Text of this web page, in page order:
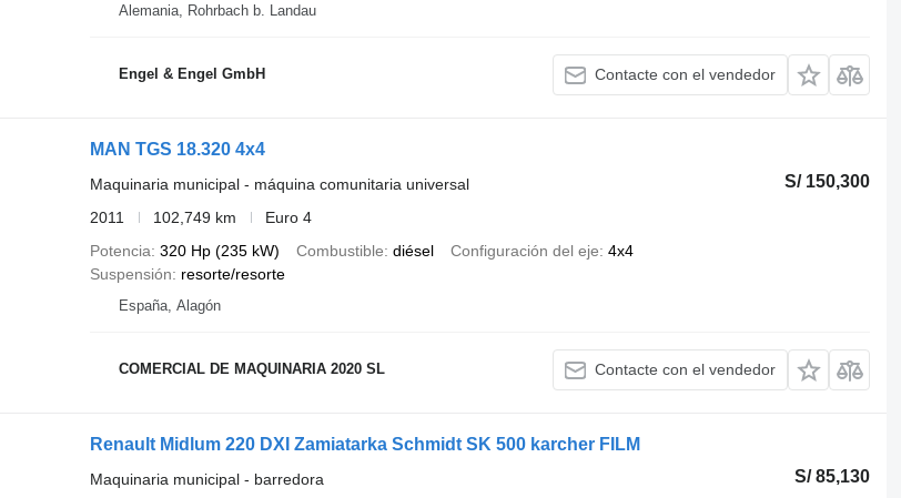
Alemania, Rohrbach b. Landau
Engel & Engel GmbH Contacte con el vendedor
MAN TGS 18.320 4x4
S/ 150,300
Maquinaria municipal - máquina comunitaria universal
2011
102,749 km
Euro 4
Potencia 320 Hp (235 kW) Combustible diésel Configuración del eje 4x4
Suspensión
resorte/resorte
España, Alagón
COMERCIAL DE MAQUINARIA 2020 SL Contacte con el vendedor
Renault Midlum 220 DXI Zamiatarka Schmidt SK 500 karcher FILM
S/ 85,130
Maquinaria municipal - barredora